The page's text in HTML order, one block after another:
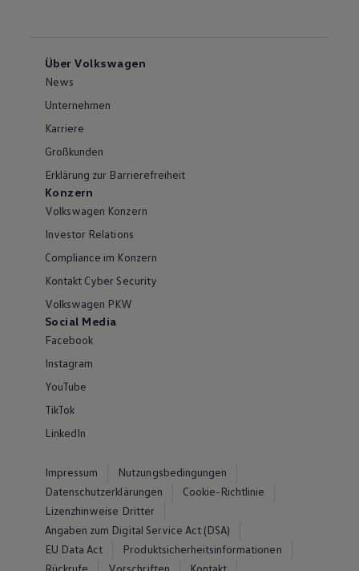
Über Volkswagen
News
Unternehmen
Karriere
Großkunden
Erklärung zur Barrierefreiheit
Konzern
Volkswagen Konzern
Investor Relations
Compliance im Konzern
Kontakt Cyber Security
Volkswagen PKW
Social Media
Facebook
Instagram
YouTube
TikTok
LinkedIn
Impressum
Nutzungsbedingungen
Datenschutzerklärungen
Cookie-Richtlinie
Lizenzhinweise Dritter
Angaben zum Digital Service Act (DSA)
EU Data Act
Produktsicherheitsinformationen
Rückrufe
Vorschriften
Kontakt